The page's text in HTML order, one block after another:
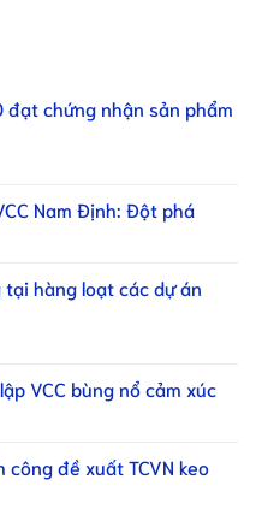
đạt chứng nhận sản phẩm
Nam Định: Đột phá
tại hàng loạt các dự án
VCC bùng nổ cảm xúc
công đề xuất TCVN keo